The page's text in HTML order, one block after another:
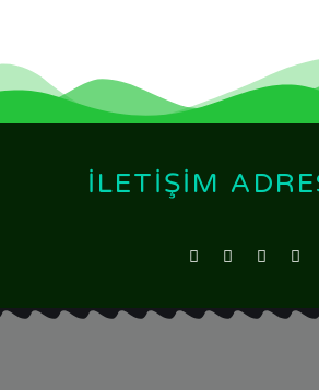
İLETIŞIM